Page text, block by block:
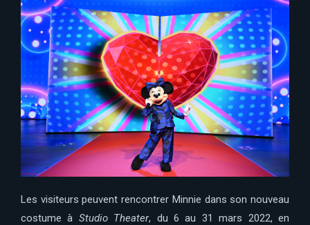
Les visiteurs peuvent rencontrer Minnie dans son nouveau
costume à Studio Theater, du 6 au 31 mars 2022, en